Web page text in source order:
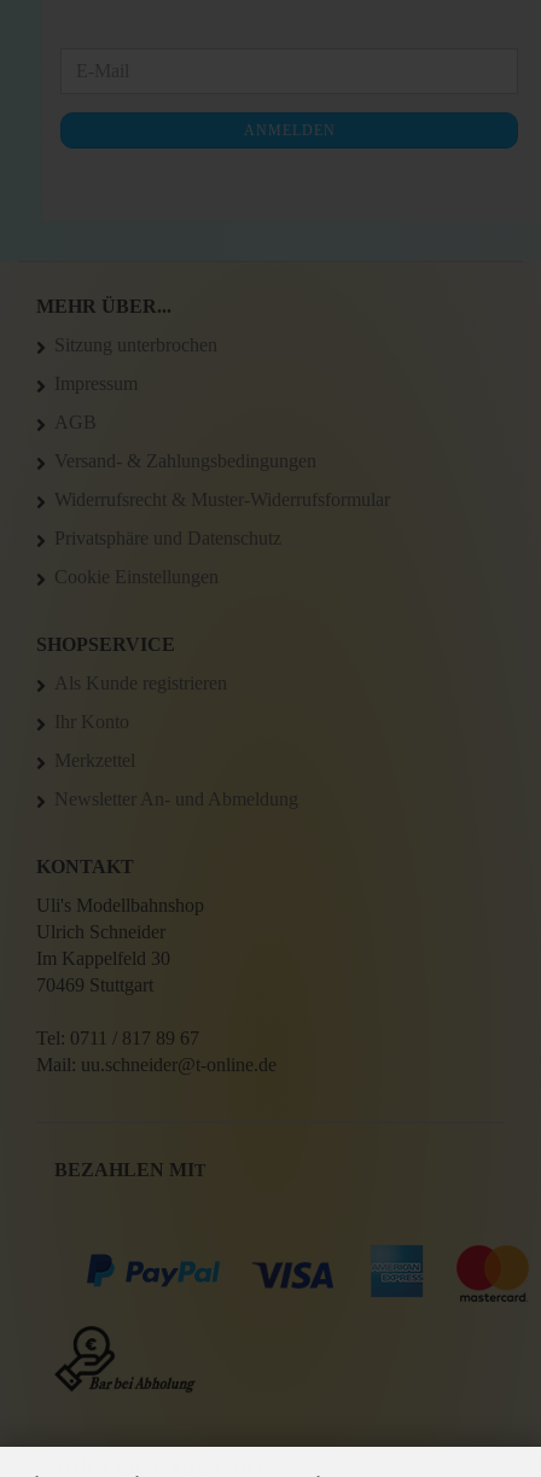
NEWSLETTER-
ANMELDUNG
ANMELDEN
MEHR ÜBER...
Sitzung unterbrochen
Impressum
AGB
Versand- & Zahlungsbedingungen
Widerrufsrecht & Muster-Widerrufsformular
Privatsphäre und Datenschutz
Cookie Einstellungen
SHOPSERVICE
Als Kunde registrieren
Ihr Konto
Merkzettel
Newsletter An- und Abmeldung
KONTAKT
Uli's Modellbahnshop
Ulrich Schneider
Im Kappelfeld 30
70469 Stuttgart
Tel: 0711 / 817 89 67
Mail: uu.schneider@t-online.de
BEZAHLEN MIT